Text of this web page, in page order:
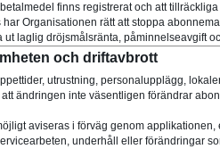
finns registrerat och att
Organisationen rätt att stoppa
ut laglig dröjsmålsränta, påminnelseavgift
och driftavbrott
utrustning, personalupplägg,
ändringen inte väsentligen förändrar
aviseras i förväg genom
underhåll eller förändringar